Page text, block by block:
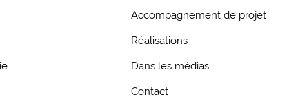
Accompagnement de projet
Réalisations
Dans les médias
Contact